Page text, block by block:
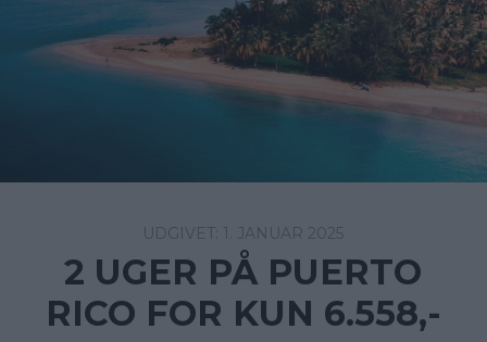
1. JANUAR 2025
2 UGER PÅ PUERTO
RICO FOR KUN 6.558,-